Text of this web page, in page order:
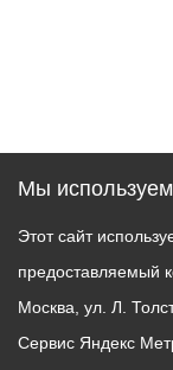
Мы
Этот сайт
предоставляемый
Москва, ул. Л.
Сервис Яндекс